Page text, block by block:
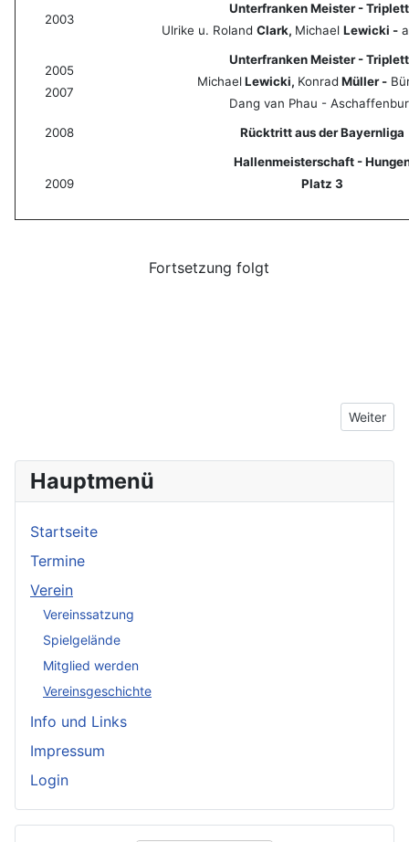
2003
Unterfranken Meister -
Ulrike u. Roland Clark, Michael Lewicki -
2005
2007
Unterfranken Meister -
MichaelLewicki, Konrad Müller -
Dang van Phau -
2008
Rücktritt aus der Bayernliga
2009
Hallenmeisterschaft -
Platz 3
Fortsetzung folgt
Nächster
Weiter
Hauptmenü
Startseite
Termine
Verein
Vereinssatzung
Spielgelände
Mitglied werden
Vereinsgeschichte
Info und Links
Impressum
Login